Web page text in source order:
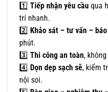
1️⃣ Tiếp nhận yêu cầu qua
trí nhanh.
2️⃣ Khảo sát – tư vấn –
phút.
3️⃣ Thi công an toàn,
4️⃣ Dọn dẹp sạch sẽ, kiểm
nội soi.